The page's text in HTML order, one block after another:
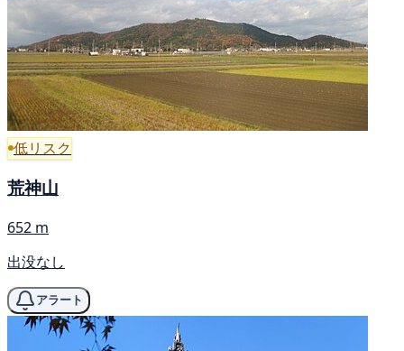
低リスク
荒神山
652 m
出没なし
アラート